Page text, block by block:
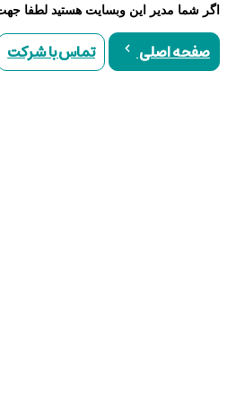
اگر شما مدیر این وبسایت هستید لطفا جهت پیگیری مورد با
صفحه اصلی تماس با شرکت